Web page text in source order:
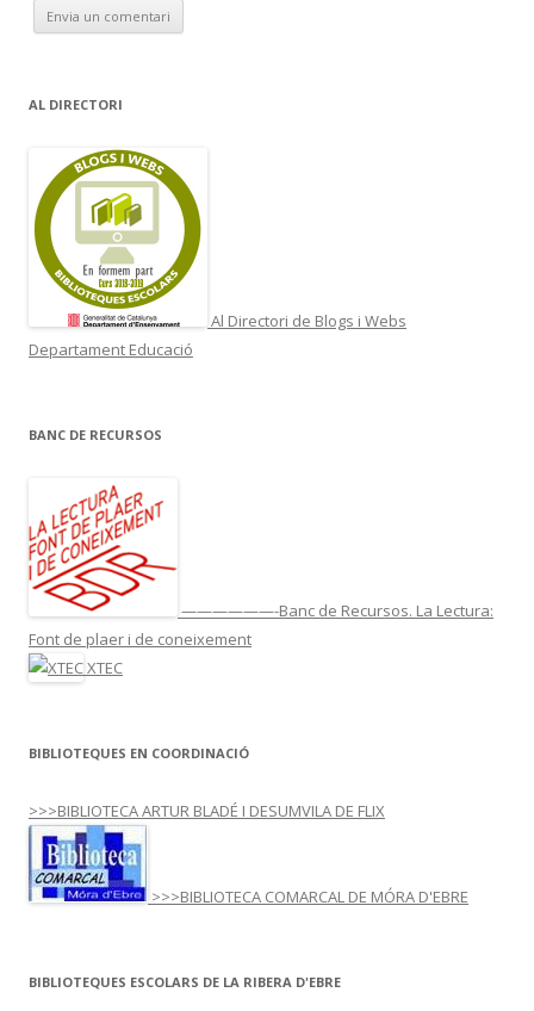
AL DIRECTORI
Al Directori de Blogs i Webs
Departament Educació
BANC DE RECURSOS
——————-Banc de Recursos. La Lectura:
Font de plaer i de coneixement
XTEC
BIBLIOTEQUES EN COORDINACIÓ
>>>BIBLIOTECA ARTUR BLADÉ I DESUMVILA DE FLIX
>>>BIBLIOTECA COMARCAL DE MÓRA D'EBRE
BIBLIOTEQUES ESCOLARS DE LA RIBERA D'EBRE